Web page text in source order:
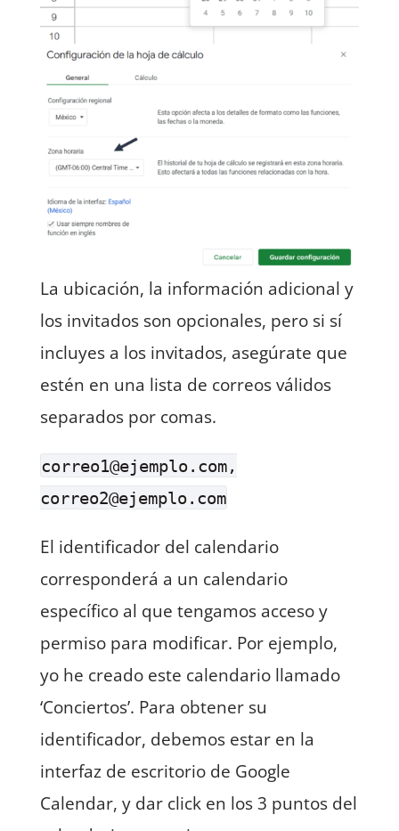
La ubicación, la información adicional y
los invitados son opcionales, pero si sí
incluyes a los invitados, asegúrate que
estén en una lista de correos válidos
separados por comas.
correo1@ejemplo.com,
correo2@ejemplo.com
El identificador del calendario
corresponderá a un calendario
específico al que tengamos acceso y
permiso para modificar. Por ejemplo,
yo he creado este calendario llamado
‘Conciertos’. Para obtener su
identificador, debemos estar en la
interfaz de escritorio de Google
Calendar, y dar click en los 3 puntos del